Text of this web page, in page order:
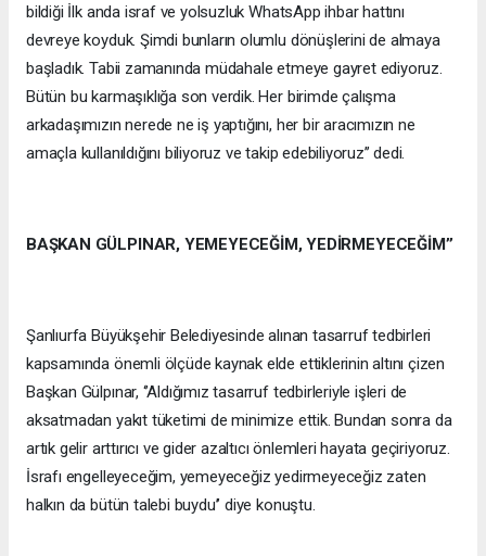
bildiği İlk anda israf ve yolsuzluk WhatsApp ihbar hattını
devreye koyduk. Şimdi bunların olumlu dönüşlerini de almaya
başladık. Tabii zamanında müdahale etmeye gayret ediyoruz.
Bütün bu karmaşıklığa son verdik. Her birimde çalışma
arkadaşımızın nerede ne iş yaptığını, her bir aracımızın ne
amaçla kullanıldığını biliyoruz ve takip edebiliyoruz’’ dedi.
BAŞKAN GÜLPINAR, YEMEYECEĞİM, YEDİRMEYECEĞİM’’
Şanlıurfa Büyükşehir Belediyesinde alınan tasarruf tedbirleri
kapsamında önemli ölçüde kaynak elde ettiklerinin altını çizen
Başkan Gülpınar, ‘’Aldığımız tasarruf tedbirleriyle işleri de
aksatmadan yakıt tüketimi de minimize ettik. Bundan sonra da
artık gelir arttırıcı ve gider azaltıcı önlemleri hayata geçiriyoruz.
İsrafı engelleyeceğim, yemeyeceğiz yedirmeyeceğiz zaten
halkın da bütün talebi buydu’’ diye konuştu.